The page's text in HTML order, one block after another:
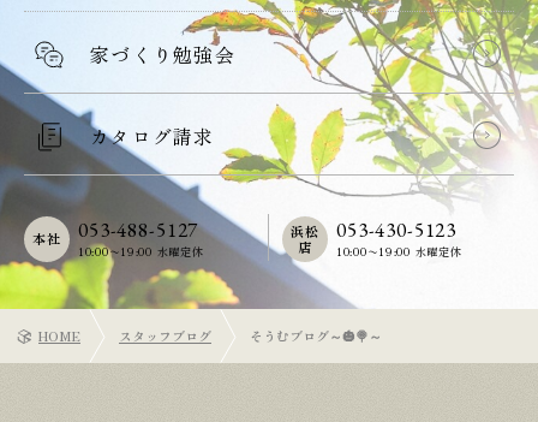
家づくり勉強会
カタログ請求
053-488-5127
10:00〜19:00 水曜定休
本社 053-430-5123
10:00〜19:00 水曜定休
浜松
店
HOME スタッフブログ そうむブログ～🎃🍭～